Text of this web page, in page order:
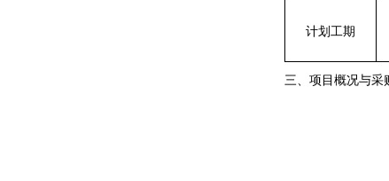
计划工期
三、项目概况与采